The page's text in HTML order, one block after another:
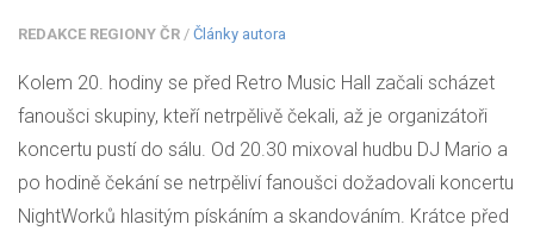
REDAKCE REGIONY ČR / Články autora
Kolem 20. hodiny se před Retro Music Hall začali scházet
fanoušci skupiny, kteří netrpělivě čekali, až je organizátoři
koncertu pustí do sálu. Od 20.30 mixoval hudbu DJ Mario a
po hodině čekání se netrpěliví fanoušci dožadovali koncertu
NightWorků hlasitým pískáním a skandováním. Krátce před